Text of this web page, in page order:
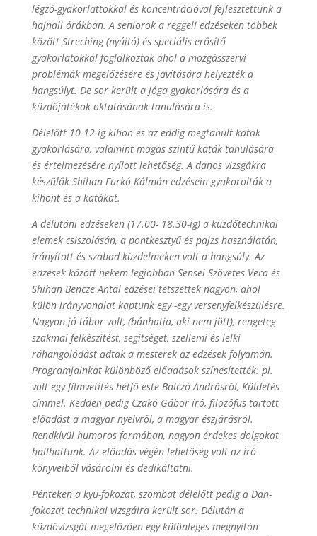
légző-gyakorlattokkal és koncentrációval fejlesztettünk a
hajnali órákban. A seniorok a reggeli edzéseken többek
között Streching (nyújtó) és speciális erősítő
gyakorlatokkal foglalkoztak ahol a mozgásszervi
problémák megelőzésére és javítására helyezték a
hangsúlyt. De sor került a jóga gyakorlására és a
küzdőjátékok oktatásának tanulására is.
Délelőtt 10-12-ig kihon és az eddig megtanult katak
gyakorlására, valamint magas szintű katák tanulására
és értelmezésére nyílott lehetőség. A danos vizsgákra
készülők Shihan Furkó Kálmán edzésein gyakorolták a
kihont és a katákat.
A délutáni edzéseken (17.00- 18.30-ig) a küzdőtechnikai
elemek csiszolásán, a pontkesztyű és pajzs használatán,
irányított és szabad küzdelmeken volt a hangsúly. Az
edzések között nekem legjobban Sensei Szövetes Vera és
Shihan Bencze Antal edzései tetszettek nagyon, ahol
külön irányvonalat kaptunk egy -egy versenyfelkészülésre.
Nagyon jó tábor volt, (bánhatja, aki nem jött), rengeteg
szakmai felkészítést, segítséget, szellemi és lelki
ráhangolódást adtak a mesterek az edzések folyamán.
Programjainkat különböző előadások színesítették: pl.
volt egy filmvetítés hétfő este Balczó Andrásról, Küldetés
címmel. Kedden pedig Czakó Gábor író, filozófus tartott
előadást a magyar nyelvről, a magyar észjárásról.
Rendkívül humoros formában, nagyon érdekes dolgokat
hallhattunk. Az előadás végén lehetőség volt az író
könyveiből vásárolni és dedikáltatni.
Pénteken a kyu-fokozat, szombat délelőtt pedig a Dan-
fokozat technikai vizsgáira került sor. Délután a
küzdővizsgát megelőzően egy különleges megnyitón